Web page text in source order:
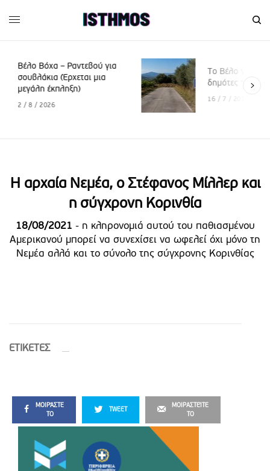
για
μια
Το Βέλο γιορτάζει, οι
δημότες “πενθούν”
16 / 7 / 2026
Η αρχαία Νεμέα, ο Στέφανος Μίλλερ και
η σύγχρονη Κορινθία
18/08/2021 - η κληρονομιά αυτού του παθιασμένου
Αμερικανού μπορεί να συνεχίσει να ωφελεί όχι μόνο τη
Νεμέα αλλά και το σύνολο της σύγχρονης Κορινθίας
ETIΚΕΤΕΣ
ΜΟΙΡΆΣΤΕ
ΤΟ
TWEET
ΜΟΙΡΑΣΤΕΊΤΕ
ΤΟ